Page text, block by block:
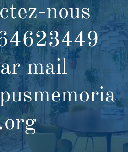
nous
mail